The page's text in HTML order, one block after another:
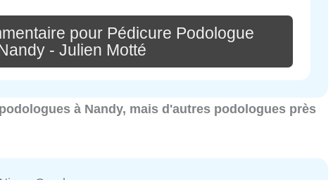
pour Pédicure Podologue
- Julien Motté
à Nandy, mais d'autres podologues près